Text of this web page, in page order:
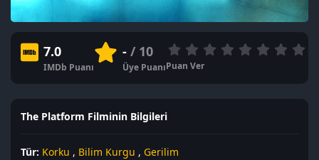
7.0
IMDb Puanı
-/ 10
Üye PuanıPuan Ver
The Platform Filminin Bilgileri
Tür: Korku , Bilim Kurgu , Gerilim